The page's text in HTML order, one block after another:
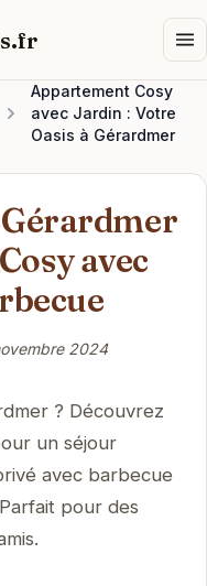
Appartement Cosy
avec Jardin : Votre
Oasis à Gérardmer
Gérardmer
avec
2024
? Découvrez
un séjour
avec barbecue
pour des